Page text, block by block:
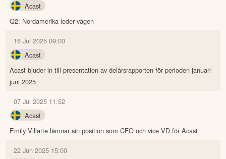
Acast
Q2: Nordamerika leder vägen
16 Jul 2025 09:00
Acast
Acast bjuder in till presentation av delårsrapporten för perioden januari-
juni 2025
07 Jul 2025 11:52
Acast
Emily Villatte lämnar sin position som CFO och vice VD för Acast
22 Jun 2025 15:00